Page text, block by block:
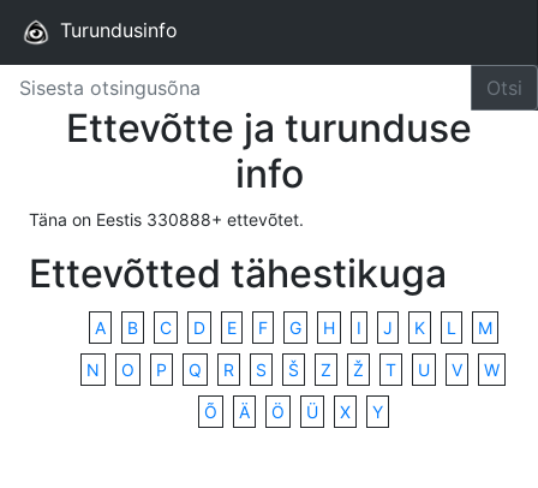
Turundusinfo
Otsi
Ettevõtte ja turunduse
info
Täna on Eestis 330888+ ettevõtet.
Ettevõtted tähestikuga
A B C D E F G H I J K L M
N O P Q R S Š Z Ž T U V W
Õ Ä Ö Ü X Y